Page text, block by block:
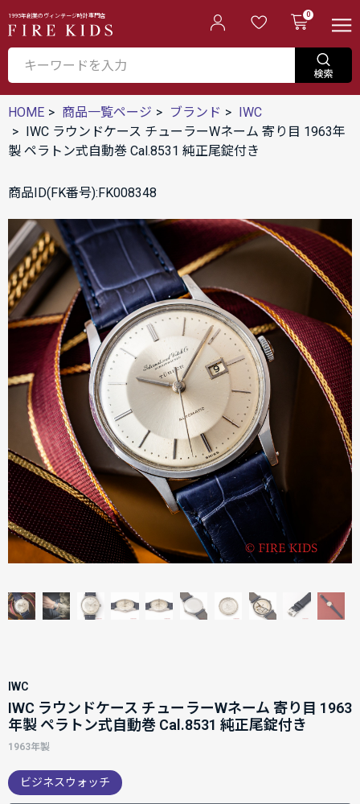
1995年創業のヴィンテージ時計専門店 0
HOME 商品一覧ページ ブランド
IWC
IWC ラウンドケース チューラーWネーム 寄り目 1963年
製 ペラトン式自動巻 Cal.8531 純正尾錠付き
商品ID(FK番号):FK008348
IWC
IWC ラウンドケース チューラーWネーム 寄り目 1963
年製 ペラトン式自動巻 Cal.8531 純正尾錠付き
1963年製
ビジネスウォッチ